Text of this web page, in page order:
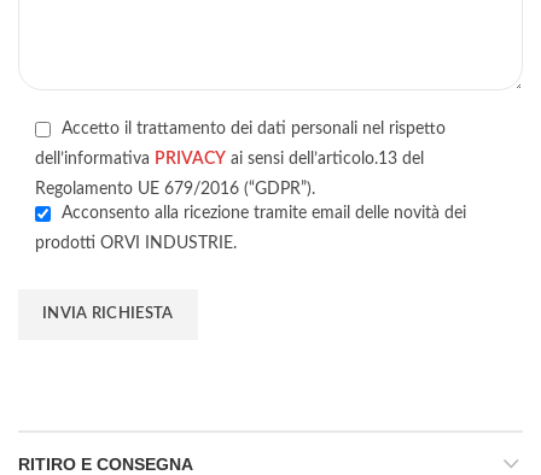
Accetto il trattamento dei dati personali nel rispetto
dell’informativa PRIVACY ai sensi dell’articolo.13 del
Regolamento UE 679/2016 (“GDPR”).
Acconsento alla ricezione tramite email delle novità dei
prodotti ORVI INDUSTRIE.
RITIRO E CONSEGNA